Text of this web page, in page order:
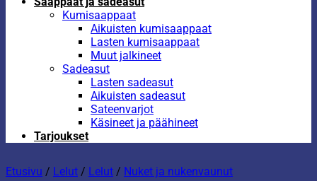
Kumisaappaat
Aikuisten kumisaappaat
Lasten kumisaappaat
Muut jalkineet
Sadeasut
Lasten sadeasut
Aikuisten sadeasut
Sateenvarjot
Käsineet ja päähineet
Tarjoukset
Etusivu / Lelut / Lelut / Nuket ja nukenvaunut